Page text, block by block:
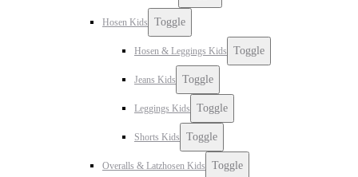
Hosen Kids Toggle
Hosen & Leggings Kids Toggle
Jeans Kids Toggle
Leggings Kids Toggle
Shorts Kids Toggle
Overalls & Latzhosen Kids Toggle